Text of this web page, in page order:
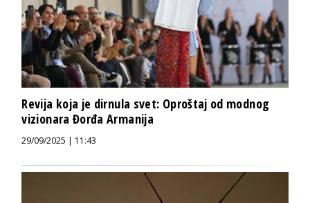
Revija koja je dirnula svet: Oproštaj od modnog
vizionara Đorđa Armanija
29/09/2025 | 11:43